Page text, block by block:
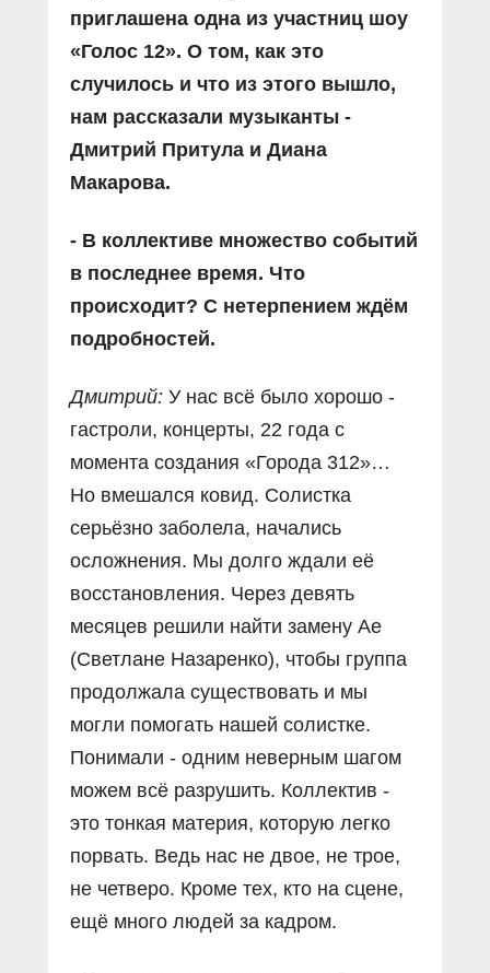
приглашена одна из участниц шоу
«Голос 12». О том, как это
случилось и что из этого вышло,
нам рассказали музыканты -
Дмитрий Притула и Диана
Макарова.
- В коллективе множество событий
в последнее время. Что
происходит? С нетерпением ждём
подробностей.
Дмитрий: У нас всё было хорошо -
гастроли, концерты, 22 года с
момента создания «Города 312»…
Но вмешался ковид. Солистка
серьёзно заболела, начались
осложнения. Мы долго ждали её
восстановления. Через девять
месяцев решили найти замену Ае
(Светлане Назаренко), чтобы группа
продолжала существовать и мы
могли помогать нашей солистке.
Понимали - одним неверным шагом
можем всё разрушить. Коллектив -
это тонкая материя, которую легко
порвать. Ведь нас не двое, не трое,
не четверо. Кроме тех, кто на сцене,
ещё много людей за кадром.